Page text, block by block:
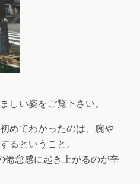
しい姿をご覧下さい。
めてわかったのは、腕や
るということ。
倦怠感に起き上がるのが辛